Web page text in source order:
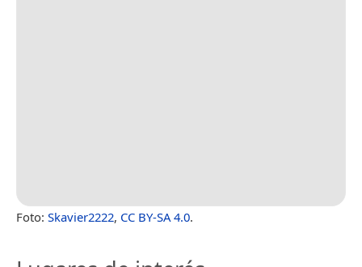
Foto: Skavier2222, CC BY-SA 4.0.